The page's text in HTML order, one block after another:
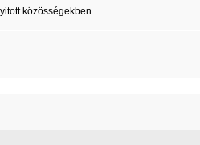
közösségekben